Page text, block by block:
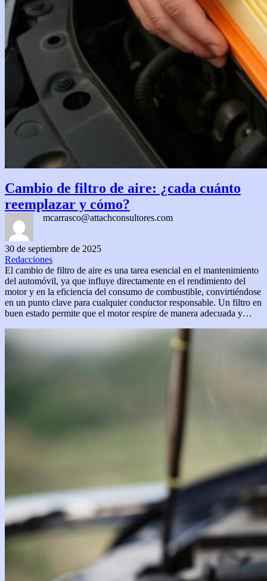
Cambio de filtro de aire: ¿cada cuánto
reemplazar y cómo?
mcarrasco@attachconsultores.com
30 de septiembre de 2025
Redacciones
El cambio de filtro de aire es una tarea esencial en el mantenimiento
del automóvil, ya que influye directamente en el rendimiento del
motor y en la eficiencia del consumo de combustible, convirtiéndose
en un punto clave para cualquier conductor responsable. Un filtro en
buen estado permite que el motor respire de manera adecuada y…